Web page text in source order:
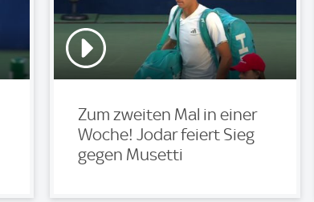
Zum zweiten Mal in einer
Woche! Jodar feiert Sieg
gegen Musetti